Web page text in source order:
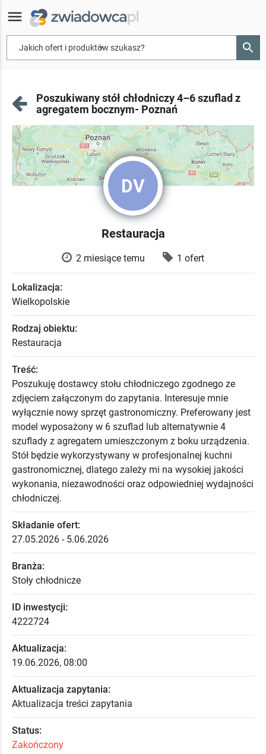
menu
▾ search
Poszukiwany stół chłodniczy 4–6 szuflad z
agregatem bocznym- Poznań
DV
Restauracja
2 miesiące temu 1 ofert
Lokalizacja:
Wielkopolskie
Rodzaj obiektu:
Restauracja
Treść:
Poszukuję dostawcy stołu chłodniczego zgodnego ze
zdjęciem załączonym do zapytania. Interesuje mnie
wyłącznie nowy sprzęt gastronomiczny. Preferowany jest
model wyposażony w 6 szuflad lub alternatywnie 4
szuflady z agregatem umieszczonym z boku urządzenia.
Stół będzie wykorzystywany w profesjonalnej kuchni
gastronomicznej, dlatego zależy mi na wysokiej jakości
wykonania, niezawodności oraz odpowiedniej wydajności
chłodniczej.
Składanie ofert:
27.05.2026 - 5.06.2026
Branża:
Stoły chłodnicze
ID inwestycji:
4222724
Aktualizacja:
19.06.2026, 08:00
Aktualizacja zapytania:
Aktualizacja treści zapytania
Status:
Zakończony